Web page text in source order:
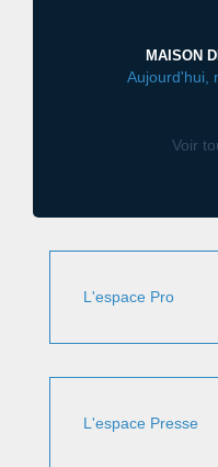
MAISON
Aujourd'hui,
Voir
L'espace Pro
L'espace Presse